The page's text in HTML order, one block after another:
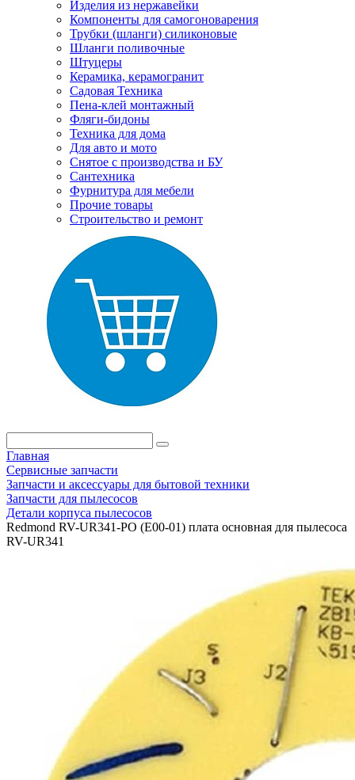
Изделия из нержавейки
Компоненты для самогоноварения
Трубки (шланги) силиконовые
Шланги поливочные
Штуцеры
Керамика, керамогранит
Садовая Техника
Пена-клей монтажный
Фляги-бидоны
Техника для дома
Для авто и мото
Снятое с производства и БУ
Сантехника
Фурнитура для мебели
Прочие товары
Строительство и ремонт
Главная
Сервисные запчасти
Запчасти и аксессуары для бытовой техники
Запчасти для пылесосов
Детали корпуса пылесосов
Redmond RV-UR341-PO (E00-01) плата основная для пылесоса
RV-UR341